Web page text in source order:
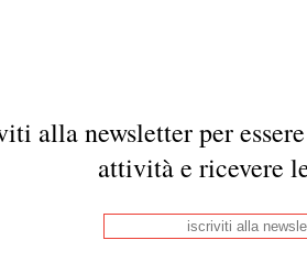
alla newsletter per
attività e ricevere
per il reddito Volantini